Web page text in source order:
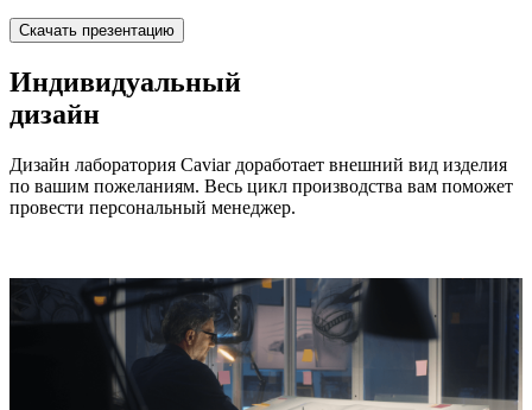
Скачать презентацию
Индивидуальный
дизайн
Дизайн лаборатория Caviar доработает внешний вид изделия
по вашим пожеланиям. Весь цикл производства вам поможет
провести персональный менеджер.